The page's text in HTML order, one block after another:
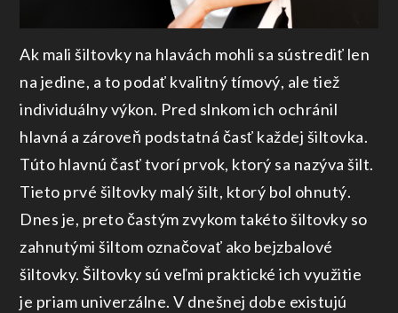
Ak mali šiltovky na hlavách mohli sa sústrediť len
na jedine, a to podať kvalitný tímový, ale tiež
individuálny výkon. Pred slnkom ich ochránil
hlavná a zároveň podstatná časť každej šiltovka.
Túto hlavnú časť tvorí prvok, ktorý sa nazýva šilt.
Tieto prvé šiltovky malý šilt, ktorý bol ohnutý.
Dnes je, preto častým zvykom takéto šiltovky so
zahnutými šiltom označovať ako bejzbalové
šiltovky. Šiltovky sú veľmi praktické ich využitie
je priam univerzálne. V dnešnej dobe existujú